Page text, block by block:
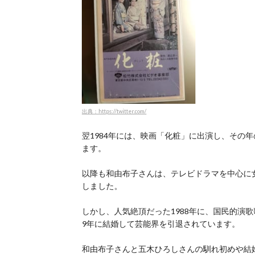
出典：https://twitter.com/
翌1984年には、映画「化粧」に出演し、その
ます。
以降も和由布子さんは、テレビドラマを中心
しました。
しかし、人気絶頂だった1988年に、国民的演
9年に結婚して芸能界を引退されています。
和由布子さんと五木ひろしさんの馴れ初めや結